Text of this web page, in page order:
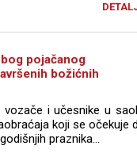
pojačanog
božićnih
vozače i učesnike u
koji se očekuje
praznika...